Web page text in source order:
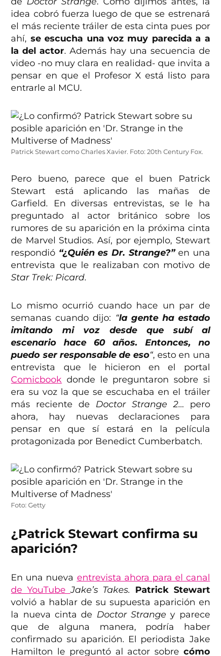
idea cobró fuerza luego de que se estrenará
el más reciente tráiler de esta cinta pues por
ahí, se escucha una voz muy parecida a a
la del actor. Además hay una secuencia de
video -no muy clara en realidad- que invita a
pensar en que el Profesor X está listo para
entrarle al MCU.
Patrick Stewart como Charles Xavier. Foto: 20th Century Fox.
Pero bueno, parece que el buen Patrick
Stewart está aplicando las mañas de
Garfield. En diversas entrevistas, se le ha
preguntado al actor británico sobre los
rumores de su aparición en la próxima cinta
de Marvel Studios. Así, por ejemplo, Stewart
respondió “¿Quién es Dr. Strange?” en una
entrevista que le realizaban con motivo de
Star Trek: Picard.
Lo mismo ocurrió cuando hace un par de
semanas cuando dijo: “la gente ha estado
imitando mi voz desde que subí al
escenario hace 60 años. Entonces, no
puedo ser responsable de eso“, esto en una
entrevista que le hicieron en el portal
Comicbook donde le preguntaron sobre si
era su voz la que se escuchaba en el tráiler
más reciente de Doctor Strange 2… pero
ahora, hay nuevas declaraciones para
pensar en que sí estará en la película
protagonizada por Benedict Cumberbatch.
Foto: Getty
¿Patrick Stewart confirma su
aparición?
En una nueva entrevista ahora para el canal
de YouTubeJake’s Takes. Patrick Stewart
volvió a hablar de su supuesta aparición en
la nueva cinta de Doctor Strange y parece
que de alguna manera, podría haber
confirmado su aparición. El periodista Jake
Hamilton le preguntó al actor sobre cómo